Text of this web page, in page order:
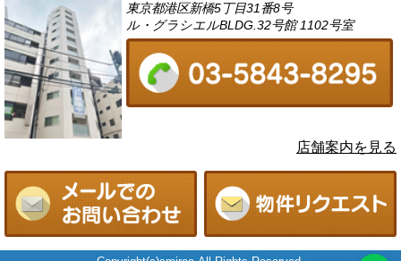
東京都港区新橋5丁目31番8号
ル・グラシエルBLDG.32号館 1102号室
店舗案内を見る